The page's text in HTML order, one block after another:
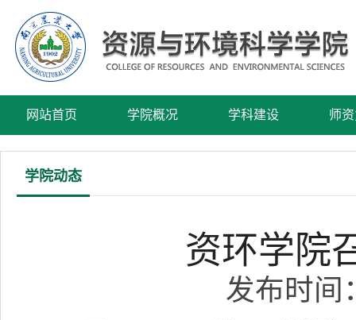
网站首页 学院概况 学科建设 师
学院动态
资环学院
发布时间